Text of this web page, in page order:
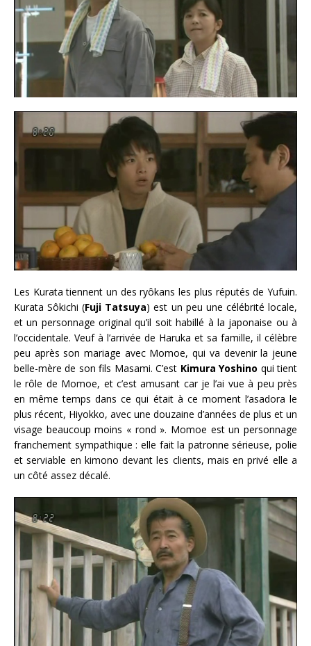
Les Kurata tiennent un des ryôkans les plus réputés de Yufuin.
Kurata Sôkichi (Fuji Tatsuya) est un peu une célébrité locale,
et un personnage original qu’il soit habillé à la japonaise ou à
l’occidentale. Veuf à l’arrivée de Haruka et sa famille, il célèbre
peu après son mariage avec Momoe, qui va devenir la jeune
belle-mère de son fils Masami. C’est Kimura Yoshino qui tient
le rôle de Momoe, et c’est amusant car je l’ai vue à peu près
en même temps dans ce qui était à ce moment l’asadora le
plus récent, Hiyokko, avec une douzaine d’années de plus et un
visage beaucoup moins « rond ». Momoe est un personnage
franchement sympathique : elle fait la patronne sérieuse, polie
et serviable en kimono devant les clients, mais en privé elle a
un côté assez décalé.